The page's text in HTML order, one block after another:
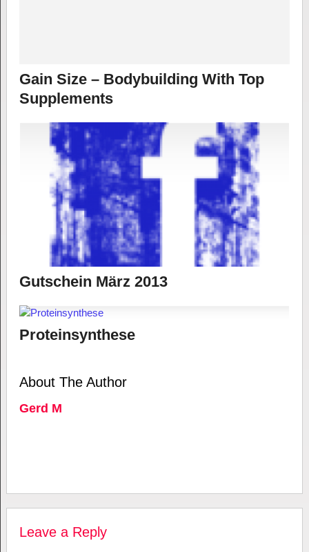
Gain Size – Bodybuilding With Top
Supplements
Gutschein März 2013
Proteinsynthese
About The Author
Gerd M
Leave a Reply